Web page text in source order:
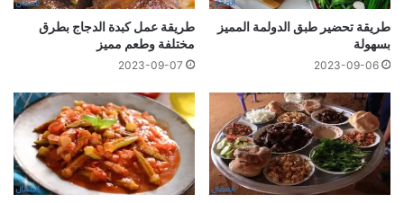
طريقة تحضير طبق الدولمة المميز
بسهولة
2023-09-06
طريقة عمل كبدة الدجاج بطرق
مختلفة وطعم مميز
2023-09-07